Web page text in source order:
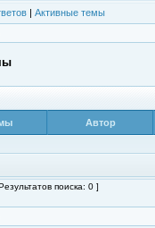
| Активные темы
Автор
поиска: 0 ]